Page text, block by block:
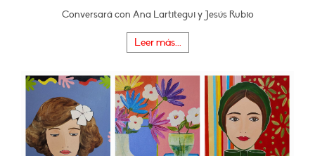
Conversará con Ana Lartitegui y Jesús Rubio
Leer más...